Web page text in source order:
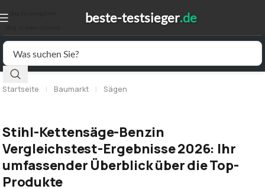
Startseite | Baumarkt | Sägen
Stihl-Kettensäge-Benzin
Vergleichstest-Ergebnisse 2026: Ihr
umfassender Überblick über die Top-
Produkte